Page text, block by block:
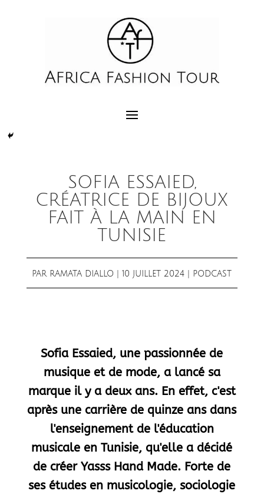
SOFIA ESSAIED,
CRÉATRICE DE BIJOUX
FAIT À LA MAIN EN
TUNISIE
PAR RAMATA DIALLO |10 JUILLET 2024 PODCAST
Sofia Essaied, une passionnée de
musique et de mode, a lancé sa
marque il y a deux ans. En effet, c'est
après une carrière de quinze ans dans
l'enseignement de l'éducation
musicale en Tunisie, qu'elle a décidé
de créer Yasss Hand Made. Forte de
ses études en musicologie, sociologie